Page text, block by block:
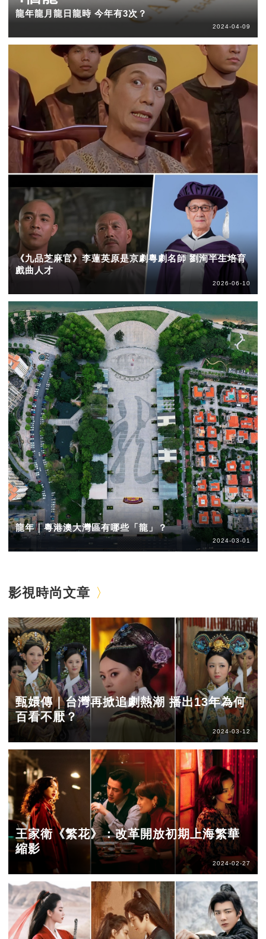
龍年龍月龍日龍時 今年有3次？
2024-04-09
《九品芝麻官》李蓮英原是京劇粵劇名師 劉洵半生培育
戲曲人才
2026-06-10
龍年｜粵港澳大灣區有哪些「龍」？
2024-03-01
影視時尚文章
甄嬛傳｜台灣再掀追劇熱潮 播出13年為何
百看不厭？
2024-03-12
王家衛《繁花》：改革開放初期上海繁華
縮影
2024-02-27